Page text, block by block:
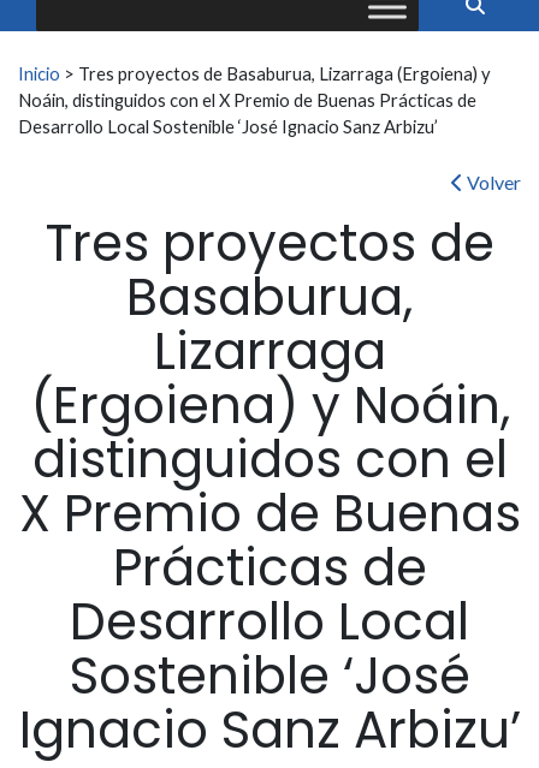
Buscar:
Inicio > Tres proyectos de Basaburua, Lizarraga (Ergoiena) y
Noáin, distinguidos con el X Premio de Buenas Prácticas de
Desarrollo Local Sostenible ‘José Ignacio Sanz Arbizu’
Volver
Tres proyectos de
Basaburua,
Lizarraga
(Ergoiena) y Noáin,
distinguidos con el
X Premio de Buenas
Prácticas de
Desarrollo Local
Sostenible ‘José
Ignacio Sanz Arbizu’